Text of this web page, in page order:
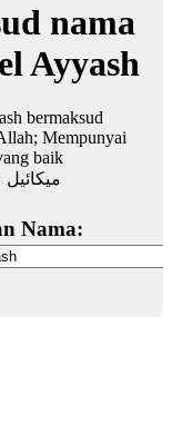
nama
Ayyash
bermaksud
Mempunyai
baik
Nama: